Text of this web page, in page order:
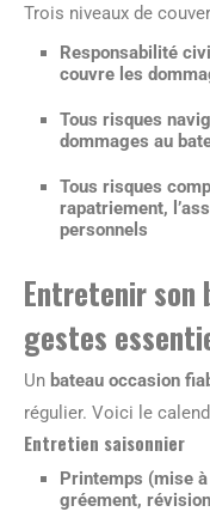
Trois niveaux de
Responsabilité
couvre les
Tous risques
dommages au
Tous risques
rapatriement,
personnels
Entretenir son
gestes
Un bateau occasion
régulier. Voici le
Entretien saisonnier
Printemps (mise à
gréement,